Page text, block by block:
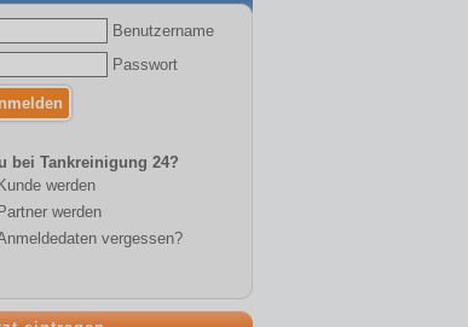
Benutzername
Passwort
bei Tankreinigung 24?
Kunde werden
Partner werden
vergessen?